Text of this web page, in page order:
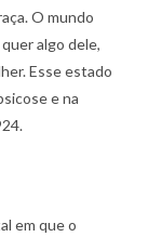
O mundo
algo dele,
Esse estado
e na
em que o